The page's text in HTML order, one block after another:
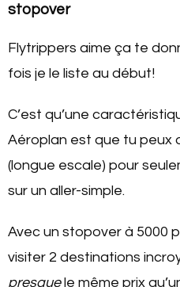
stopover
Flytrippers aime ça te
fois je le liste au début!
C’est qu’une
Aéroplan est que tu peux
(longue escale) pour
sur un aller-simple.
Avec un stopover à 5000
visiter 2 destinations
presquele même prix